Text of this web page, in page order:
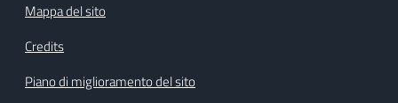
Mappa del sito
Credits
Piano di miglioramento del sito